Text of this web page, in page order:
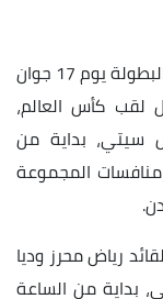
وسيستهل المنتخب الجزائري مشاركته في البطولة يوم 17 جوان
لقب كأس العالم،
بداية من
المجموعة
رياض محرز وديا
سيتي، بداية من الساعة